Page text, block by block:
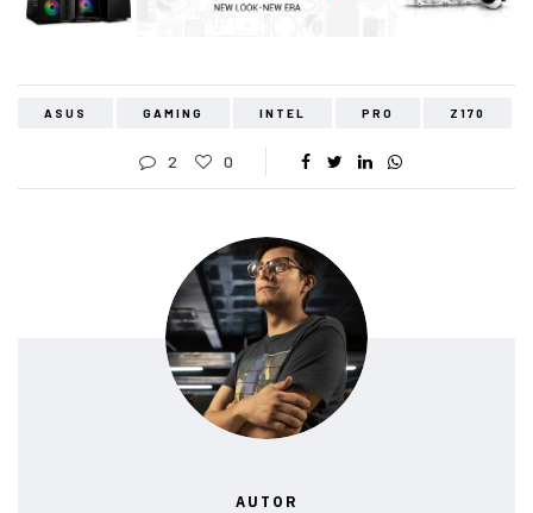
ASUS GAMING INTEL PRO Z170
2 0
AUTOR